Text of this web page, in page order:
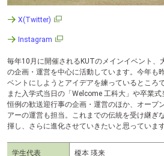
X(Twitter)
Instagram
毎年10月に開催されるKUTのメインイベント、
の企画・運営を中心に活動しています。今年も
ベントにしようとアイデアを練っているところで
また入学式当日の「Welcome 工科大」や卒業
恒例の歓送迎行事の企画・運営のほか、オープ
アーの運営も担当。これまでの伝統を受け継ぎ
揮し、さらに進化させていきたいと思っています
学生代表 榎本 瑛来